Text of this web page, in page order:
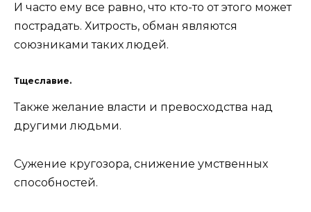
И часто ему все равно, что кто-то от этого может
пострадать. Хитрость, обман являются
союзниками таких людей.
Тщеславие.
Также желание власти и превосходства над
другими людьми.
Сужение кругозора, снижение умственных
способностей.